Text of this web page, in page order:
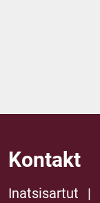
Kontakt
Inatsisartut |